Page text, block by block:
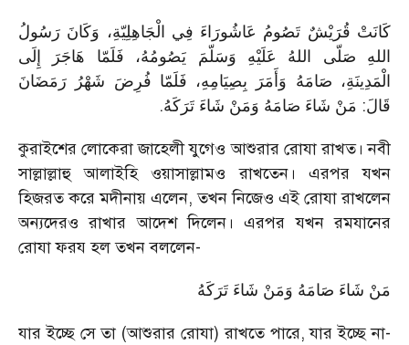
كَانَتْ قُرَيْشٌ تَصُومُ عَاشُورَاءَ فِي الْجَاهِلِيّةِ، وَكَانَ رَسُولُ
اللهِ صَلّى اللهُ عَلَيْهِ وَسَلّمَ يَصُومُهُ، فَلَمّا هَاجَرَ إِلَى
الْمَدِينَةِ، صَامَهُ وَأَمَرَ بِصِيَامِهِ، فَلَمّا فُرِضَ شَهْرُ رَمَضَانَ
قَالَ: مَنْ شَاءَ صَامَهُ وَمَنْ شَاءَ تَرَكَهُ.
কুরাইশের লোকেরা জাহেলী যুগেও আশুরার রোযা রাখত। নবী
সাল্লাল্লাহু আলাইহি ওয়াসাল্লামও রাখতেন। এরপর যখন
হিজরত করে মদীনায় এলেন, তখন নিজেও এই রোযা রাখলেন
অন্যদেরও রাখার আদেশ দিলেন। এরপর যখন রমযানের
রোযা ফরয হল তখন বললেন-
مَنْ شَاءَ صَامَهُ وَمَنْ شَاءَ تَرَكَهُ
যার ইচ্ছে সে তা (আশুরার রোযা) রাখতে পারে, যার ইচ্ছে না-